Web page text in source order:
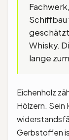
geschätzt
Whisky.
lange
Eichenholz
Hölzern. Sein
Gerbstoffen